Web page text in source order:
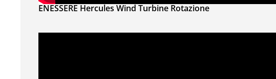
ENESSERE Hercules Wind Turbine Rotazione